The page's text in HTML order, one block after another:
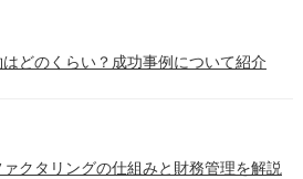
どのくらい？成功事例について紹介
クタリングの仕組みと財務管理を解説